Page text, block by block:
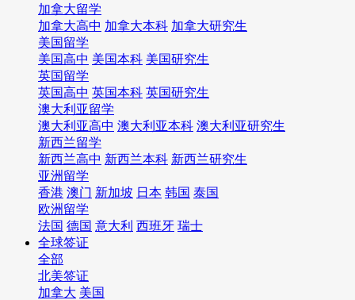
加拿大留学
加拿大高中 加拿大本科 加拿大研究生
美国留学
美国高中 美国本科 美国研究生
英国留学
英国高中 英国本科 英国研究生
澳大利亚留学
澳大利亚高中 澳大利亚本科 澳大利亚研究生
新西兰留学
新西兰高中 新西兰本科 新西兰研究生
亚洲留学
香港 澳门 新加坡 日本 韩国 泰国
欧洲留学
法国 德国 意大利 西班牙 瑞士
全球签证
全部
北美签证
加拿大 美国